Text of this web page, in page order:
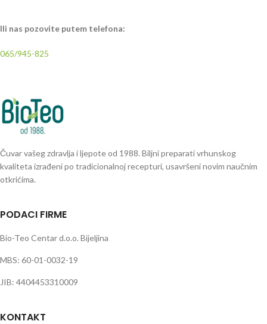
Ili nas pozovite putem telefona:
065/945-825
Čuvar vašeg zdravlja i ljepote od 1988. Biljni preparati vrhunskog
kvaliteta izrađeni po tradicionalnoj recepturi, usavršeni novim naučnim
otkrićima.
PODACI FIRME
Bio-Teo Centar d.o.o. Bijeljina
MBS: 60-01-0032-19
JIB: 4404453310009
KONTAKT